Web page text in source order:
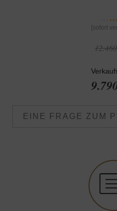
[sofort
EINE FRAGE ZUM